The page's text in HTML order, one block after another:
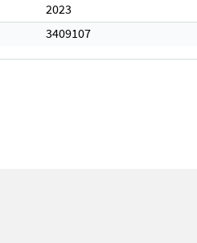
2023
3409107